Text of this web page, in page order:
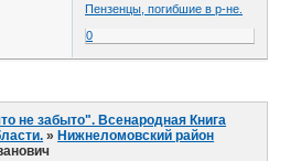
Пензенцы, погибшие в р-не.
0
не забыто". Всенародная Книга
» Нижнеломовский район